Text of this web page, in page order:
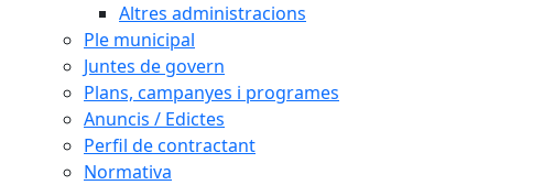
Altres administracions
Ple municipal
Juntes de govern
Plans, campanyes i programes
Anuncis / Edictes
Perfil de contractant
Normativa